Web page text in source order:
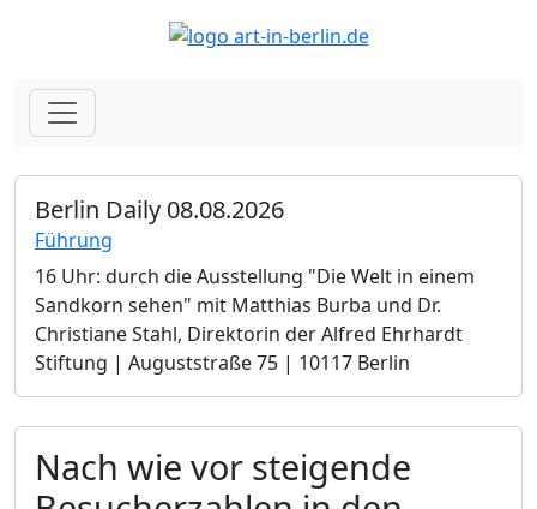
Berlin Daily 08.08.2026
Führung
16 Uhr: durch die Ausstellung "Die Welt in einem
Sandkorn sehen" mit Matthias Burba und Dr.
Christiane Stahl, Direktorin der Alfred Ehrhardt
Stiftung | Auguststraße 75 | 10117 Berlin
Nach wie vor steigende